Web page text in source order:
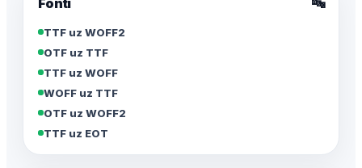
TTF uz WOFF2
OTF uz TTF
TTF uz WOFF
WOFF uz TTF
OTF uz WOFF2
TTF uz EOT